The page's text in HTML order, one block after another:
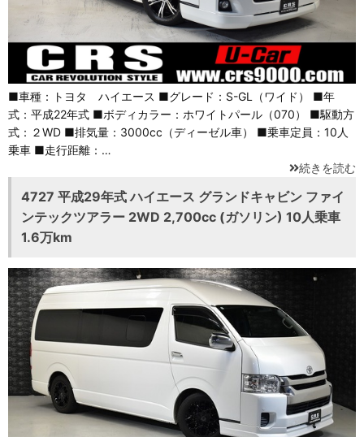
■車種：トヨタ ハイエース ■グレード：S-GL（ワイド） ■年
式：平成22年式 ■ボディカラー：ホワイトパール（070） ■駆動方
式：２WD ■排気量：3000cc（ディーゼル車） ■乗車定員：10人
乗車 ■走行距離：…
続きを読む
4727 平成29年式 ハイエース グランドキャビン ファイ
ンテックツアラー 2WD 2,700cc (ガソリン) 10人乗車
1.6万km